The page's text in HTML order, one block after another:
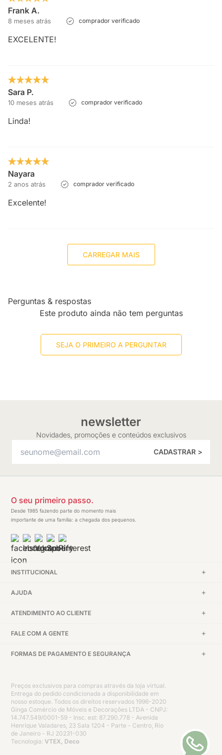
Frank A.
8 meses atrás comprador verificado
EXCELENTE!
Sara P.
10 meses atrás comprador verificado
Linda!
Nayara
2 anos atrás comprador verificado
Excelente!
CARREGAR MAIS
Perguntas & respostas
Este produto ainda não tem perguntas
SEJA O PRIMEIRO A PERGUNTAR
newsletter
Novidades, promoções e conteúdos exclusivos
CADASTRAR >
O seu primeiro passo.
Desde 1985 fazendo parte do momento mais
importante de uma família: a chegada dos pequenos.
INSTITUCIONAL
AJUDA
ATENDIMENTO AO CLIENTE
FALE COM A GENTE
FORMAS DE PAGAMENTO E SEGURANÇA
Preços exclusivos para compras através da loja virtual.
Entrega do pedido condicionada a disponibilidade em
nosso estoque. Todos os direitos reservados 1996-2020
Ginga Comércio de Móveis e Decorações LTDA - CNPJ:
14.747.549/0001-59 - Insc. est: 87.290.778 - Avenida
Henrique Valadares, 23 Sala 1204 - Parte - Centro, Rio
de Janeiro - RJ 20231-030
Tecnologia: VTEX, Deco